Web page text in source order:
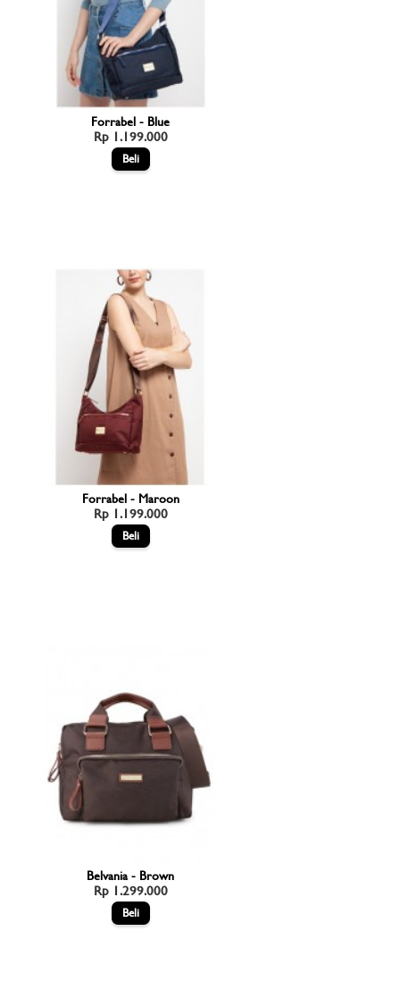
Forrabel - Blue
Rp 1.199.000
Forrabel - Maroon
Rp 1.199.000
Belvania - Brown
Rp 1.299.000